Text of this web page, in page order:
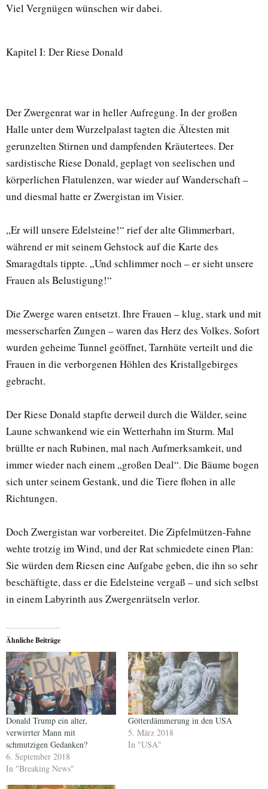
Viel Vergnügen wünschen wir dabei.
Kapitel I: Der Riese Donald
Der Zwergenrat war in heller Aufregung. In der großen
Halle unter dem Wurzelpalast tagten die Ältesten mit
gerunzelten Stirnen und dampfenden Kräutertees. Der
sardistische Riese Donald, geplagt von seelischen und
körperlichen Flatulenzen, war wieder auf Wanderschaft –
und diesmal hatte er Zwergistan im Visier.
„Er will unsere Edelsteine!“ rief der alte Glimmerbart,
während er mit seinem Gehstock auf die Karte des
Smaragdtals tippte. „Und schlimmer noch – er sieht unsere
Frauen als Belustigung!“
Die Zwerge waren entsetzt. Ihre Frauen – klug, stark und mit
messerscharfen Zungen – waren das Herz des Volkes. Sofort
wurden geheime Tunnel geöffnet, Tarnhüte verteilt und die
Frauen in die verborgenen Höhlen des Kristallgebirges
gebracht.
Der Riese Donald stapfte derweil durch die Wälder, seine
Laune schwankend wie ein Wetterhahn im Sturm. Mal
brüllte er nach Rubinen, mal nach Aufmerksamkeit, und
immer wieder nach einem „großen Deal“. Die Bäume bogen
sich unter seinem Gestank, und die Tiere flohen in alle
Richtungen.
Doch Zwergistan war vorbereitet. Die Zipfelmützen-Fahne
wehte trotzig im Wind, und der Rat schmiedete einen Plan:
Sie würden dem Riesen eine Aufgabe geben, die ihn so sehr
beschäftigte, dass er die Edelsteine vergaß – und sich selbst
in einem Labyrinth aus Zwergenrätseln verlor.
Ähnliche Beiträge
Donald Trump ein alter,
verwirrter Mann mit
schmutzigen Gedanken?
6. September 2018
In "Breaking News"
Götterdämmerung in den USA
5. März 2018
In "USA"